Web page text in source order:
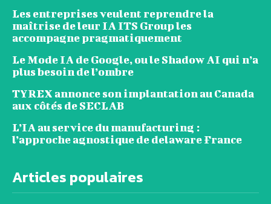
Les entreprises veulent reprendre la
maîtrise de leur IA ITS Group les
accompagne pragmatiquement
Le Mode IA de Google, ou le Shadow AI qui n’a
plus besoin de l’ombre
TYREX annonce son implantation au Canada
aux côtés de SECLAB
L’IA au service du manufacturing :
l’approche agnostique de delaware France
Articles populaires